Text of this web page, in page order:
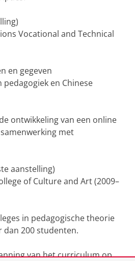
Vocational and Technical
en gegeven
en Chinese
ontwikkeling van een online
met
aanstelling)
of Culture and Art (2009–
in pedagogische theorie
dan 200 studenten.
van het curriculum op